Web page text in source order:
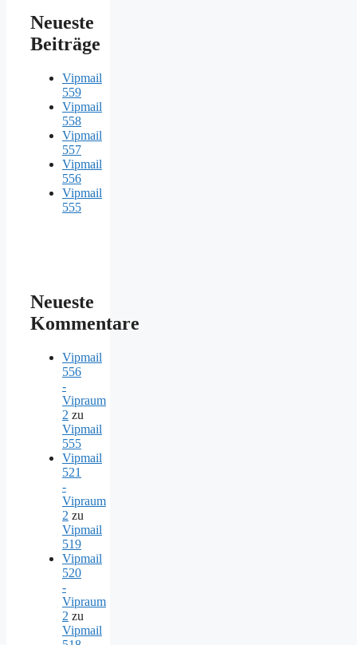
Neueste
Beiträge
Vipmail
559
Vipmail
558
Vipmail
557
Vipmail
556
Vipmail
555
Neueste
Kommentare
Vipmail
556
-
Vipraum
2 zu
Vipmail
555
Vipmail
521
-
Vipraum
2 zu
Vipmail
519
Vipmail
520
-
Vipraum
2 zu
Vipmail